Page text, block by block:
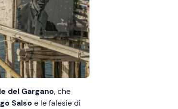
del Gargano, che
Salso e le falesie di